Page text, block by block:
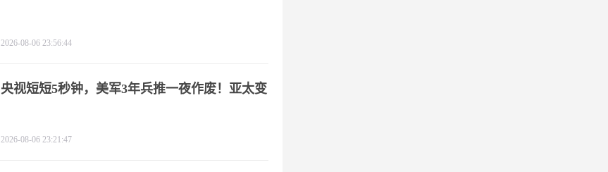
2026-08-06 23:56:44
央视短短5秒钟，美军3年兵推一夜作废！亚太变
2026-08-06 23:21:47